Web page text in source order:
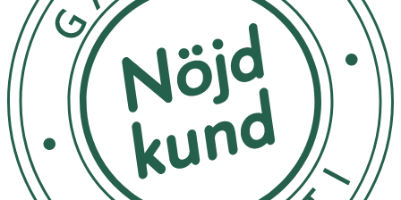
miljöer för att förhindra mögel eller lukt. • Förvara
leksaken i en låda eller på hylla när den inte används. • Ej
lämplig för utomhusbruk i regn eller snö.
OK för gravida och ammande:
Nej